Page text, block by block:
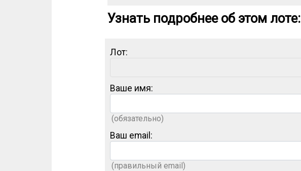
Узнать подробнее об этом лоте:
Лот:
Ваше имя:
(обязательно)
Ваш email:
(правильный email)